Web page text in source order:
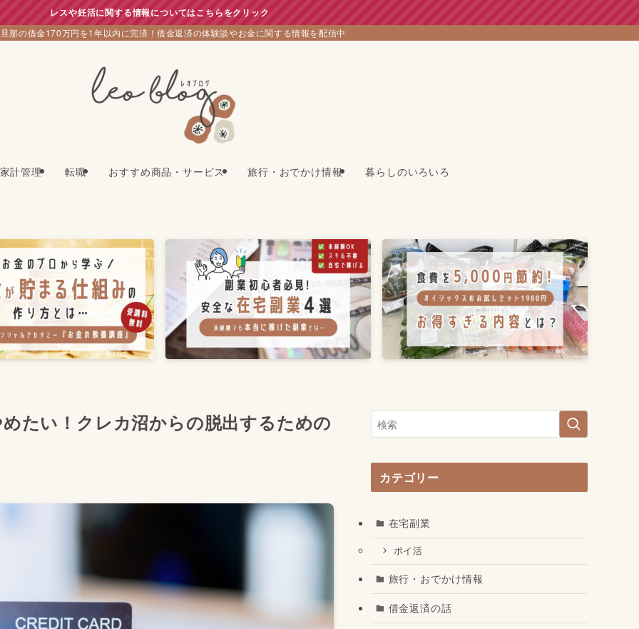
レスや妊活に関する情報についてはこちらをクリック
那の借金170万円を1年以内に完済！借金返済の体験談やお金に関する情報を配信中
家計管理 転職 おすすめ商品・サービス 旅行・おでかけ情報 暮らしのいろいろ
たい！クレカ沼からの脱出するための
カテゴリー
在宅副業
ポイ活
旅行・おでかけ情報
借金返済の話